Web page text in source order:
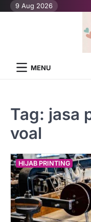
Skip9 Aug 2026
MENU
Tag: jasa
voal
HIJAB PRINTING